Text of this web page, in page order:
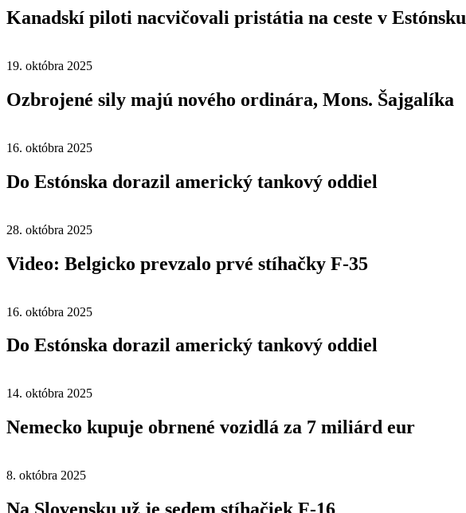
Kanadskí piloti nacvičovali pristátia na ceste v Estónsku
19. októbra 2025
Ozbrojené sily majú nového ordinára, Mons. Šajgalíka
16. októbra 2025
Do Estónska dorazil americký tankový oddiel
28. októbra 2025
Video: Belgicko prevzalo prvé stíhačky F-35
16. októbra 2025
Do Estónska dorazil americký tankový oddiel
14. októbra 2025
Nemecko kupuje obrnené vozidlá za 7 miliárd eur
8. októbra 2025